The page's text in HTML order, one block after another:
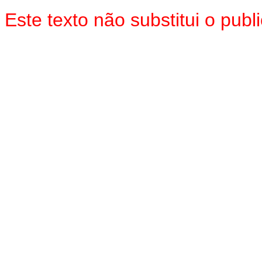
Este texto não substitui o